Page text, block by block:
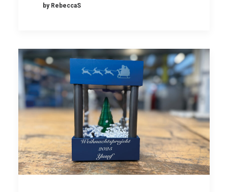
by RebeccaS